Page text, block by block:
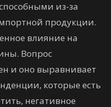
из-за
продукции.
влияние на
Вопрос
и оно выравнивает
которые есть
негативное